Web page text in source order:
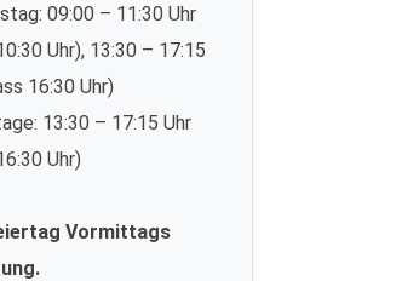
09:00 – 11:30 Uhr
Uhr), 13:30 – 17:15
16:30 Uhr)
13:30 – 17:15 Uhr
Uhr)
Vormittags